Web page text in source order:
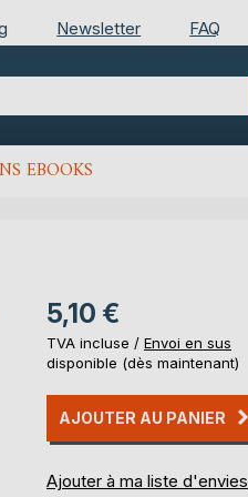
Newsletter FAQ
EBOOKS
5,10 €
TVA incluse / Envoi en sus
disponible (dès maintenant)
AJOUTER AU PANIER
Ajouter à ma liste d'envies